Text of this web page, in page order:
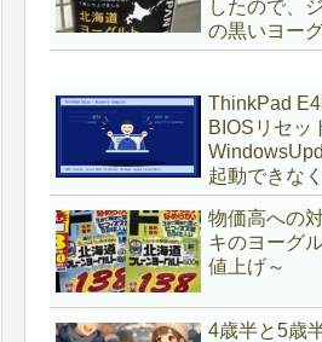
したので、
の黒いヨー
ThinkPad
BIOSリセッ
起動できな
復旧～
物価高への
キのヨーグ
値上げ～
4歳半と5歳